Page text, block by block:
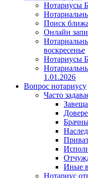
Нотариусы
Поиск
Онлайн
воскресенье
Нотариусы
1.01.2026
Вопрос нотариусу
Часто
Иные
Нотариус